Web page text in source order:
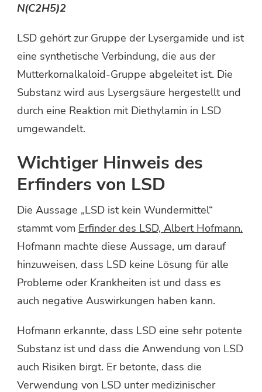
N(C2H5)2
LSD gehört zur Gruppe der Lysergamide und ist
eine synthetische Verbindung, die aus der
Mutterkornalkaloid-Gruppe abgeleitet ist. Die
Substanz wird aus Lysergsäure hergestellt und
durch eine Reaktion mit Diethylamin in LSD
umgewandelt.
Wichtiger Hinweis des
Erfinders von LSD
Die Aussage „LSD ist kein Wundermittel“
stammt vom Erfinder des LSD, Albert Hofmann.
Hofmann machte diese Aussage, um darauf
hinzuweisen, dass LSD keine Lösung für alle
Probleme oder Krankheiten ist und dass es
auch negative Auswirkungen haben kann.
Hofmann erkannte, dass LSD eine sehr potente
Substanz ist und dass die Anwendung von LSD
auch Risiken birgt. Er betonte, dass die
Verwendung von LSD unter medizinischer